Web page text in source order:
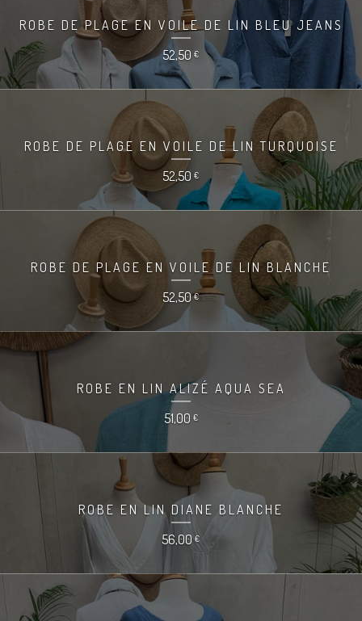
ROBE DE PLAGE EN VOILE DE LIN BLEU JEANS
52,50 €
ROBE DE PLAGE EN VOILE DE LIN TURQUOISE
52,50 €
ROBE DE PLAGE EN VOILE DE LIN BLANCHE
52,50€
ROBE EN LIN ALIZÉ AQUA SEA
51,00 €
ROBE EN LIN DIANE BLANCHE
56,00€